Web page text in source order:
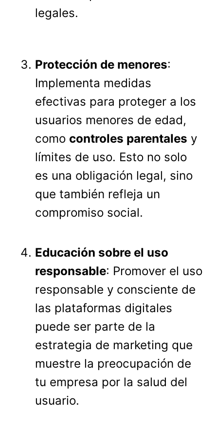
legales.
Protección de menores:
Implementa medidas
efectivas para proteger a los
usuarios menores de edad,
como controles parentales y
límites de uso. Esto no solo
es una obligación legal, sino
que también refleja un
compromiso social.
Educación sobre el uso
responsable: Promover el uso
responsable y consciente de
las plataformas digitales
puede ser parte de la
estrategia de marketing que
muestre la preocupación de
tu empresa por la salud del
usuario.